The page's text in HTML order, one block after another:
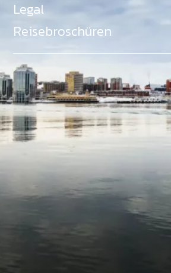
Legal
Reisebroschüren
Als Teil des Ministeriums für
Tourismus und Kulturerbe, setzt
Scotia aktiv für die Förderung von
Gleichberechtigung, Vielfalt,
Barrierefreiheit in ganz Nova
unterstützt Partner, die dieses
Nova Scotia, Kanada, befindet
angestammten Gebiet der
welches wir anerkennen und ehren.
©
NovaScotia.com . All Rights